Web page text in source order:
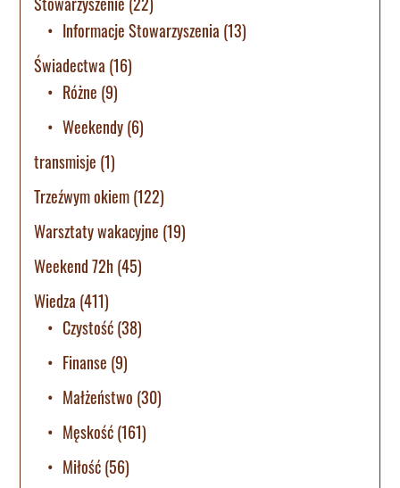
Informacje Stowarzyszenia (13)
Świadectwa (16)
Różne (9)
Weekendy(6)
transmisje (1)
Trzeźwym okiem(122)
Warsztaty wakacyjne (19)
Weekend 72h(45)
Wiedza (411)
Czystość(38)
Finanse (9)
Małżeństwo (30)
Męskość(161)
Miłość(56)